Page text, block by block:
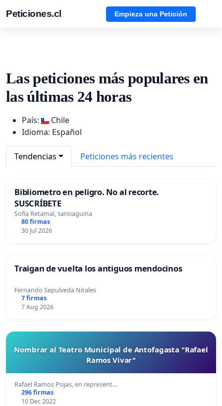
Peticiones.cl Empieza una Petición
Las peticiones más populares en
las últimas 24 horas
País:
Chile
Idioma: Español
Tendencias Peticiones más recientes
Bibliometro en peligro. No al recorte.
SUSCRÍBETE
Sofía Retamal, santiaguina
80 firmas
30 Jul 2026
Traigan de vuelta los antiguos mendocinos
Fernando Sepulveda Nitales
7 firmas
7 Aug 2026
Nombrar al Teatro Municipal de Antofagasta "Rafael
Ramos Vivar"
Rafael Ramos Psijas, en represent…
296 firmas
10 Dec 2022